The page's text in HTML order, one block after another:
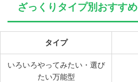
ざっくりタイプ別おすすめ
タイプ
いろいろやってみたい・選び
たい万能型